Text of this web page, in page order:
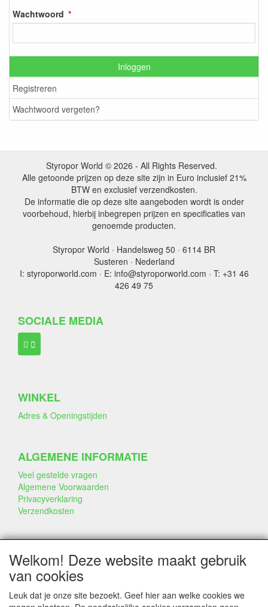
Wachtwoord
Inloggen
Registreren
Wachtwoord vergeten?
Styropor World © 2026 - All Rights Reserved.
Alle getoonde prijzen op deze site zijn in Euro inclusief 21%
BTW en exclusief verzendkosten.
De informatie die op deze site aangeboden wordt is onder
voorbehoud, hierbij inbegrepen prijzen en specificaties van
genoemde producten.
Styropor World · Handelsweg 50 · 6114 BR
Susteren · Nederland
I: styroporworld.com · E: info@styroporworld.com · T: +31 46
426 49 75
SOCIALE MEDIA
WINKEL
Adres & Openingstijden
ALGEMENE INFORMATIE
Veel gestelde vragen
Algemene Voorwaarden
Privacyverklaring
Verzendkosten
BEDRIJF & INFO
Contact
Bedrijfsinfo
Portfolio
Welkom! Deze website maakt gebruik
van cookies
Leuk dat je onze site bezoekt. Geef hier aan welke cookies we